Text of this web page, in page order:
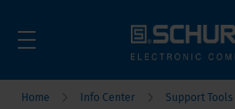
Home Info Center Support Tools